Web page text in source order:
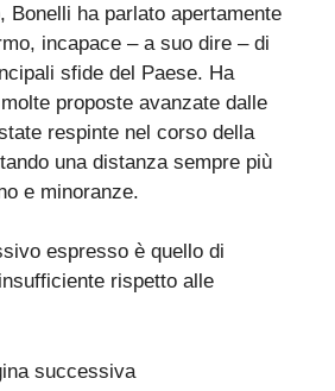
Bonelli ha parlato apertamente
incapace – a suo dire – di
sfide del Paese. Ha
proposte avanzate dalle
respinte nel corso della
una distanza sempre più
e minoranze.
espresso è quello di
rispetto alle
successiva